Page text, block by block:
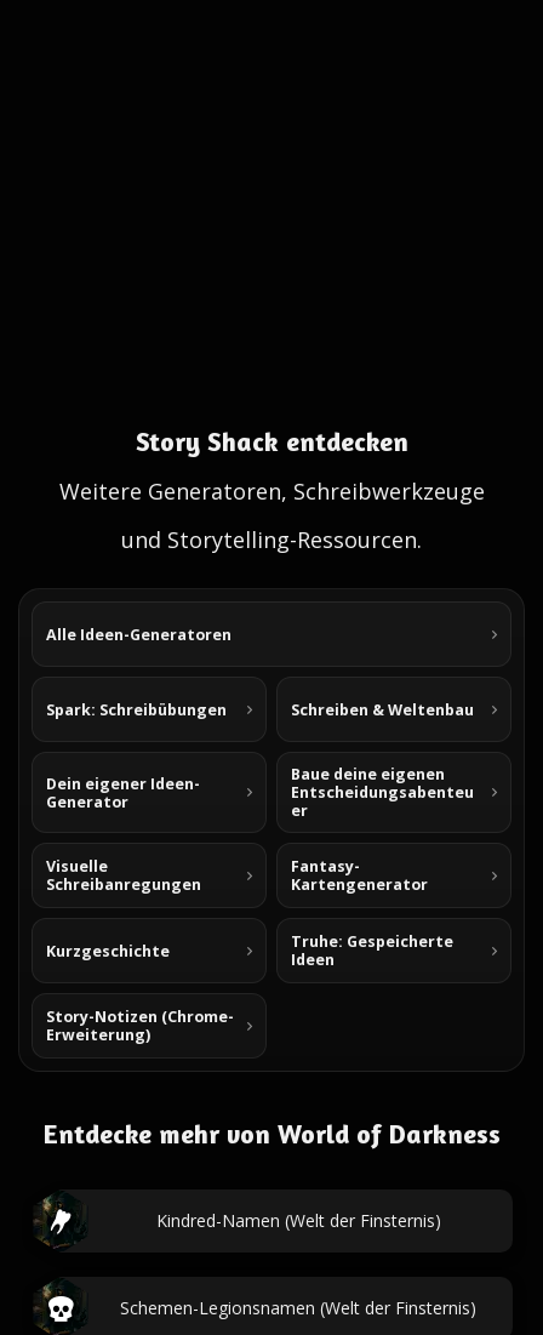
Story Shack entdecken
Weitere Generatoren, Schreibwerkzeuge
und Storytelling-Ressourcen.
Alle Ideen-Generatoren
Spark: Schreibübungen Schreiben & Weltenbau
Dein eigener Ideen-
Generator
Baue deine eigenen
Entscheidungsabenteu
er
Visuelle
Schreibanregungen
Fantasy-
Kartengenerator
Kurzgeschichte
Truhe: Gespeicherte
Ideen
Story-Notizen (Chrome-
Erweiterung)
Entdecke mehr von World of Darkness
Kindred-Namen (Welt der Finsternis)
Schemen-Legionsnamen (Welt der Finsternis)